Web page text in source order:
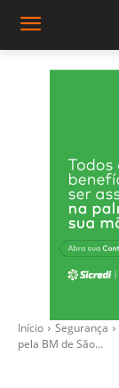
Início Segurança
pela BM de São...